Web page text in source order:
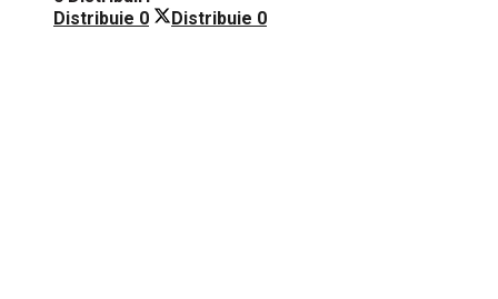
Distribuie 0 Distribuie 0